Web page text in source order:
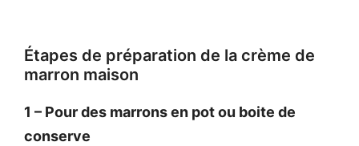
Étapes de préparation de la crème de
marron maison
1 – Pour des marrons en pot ou boite de
conserve